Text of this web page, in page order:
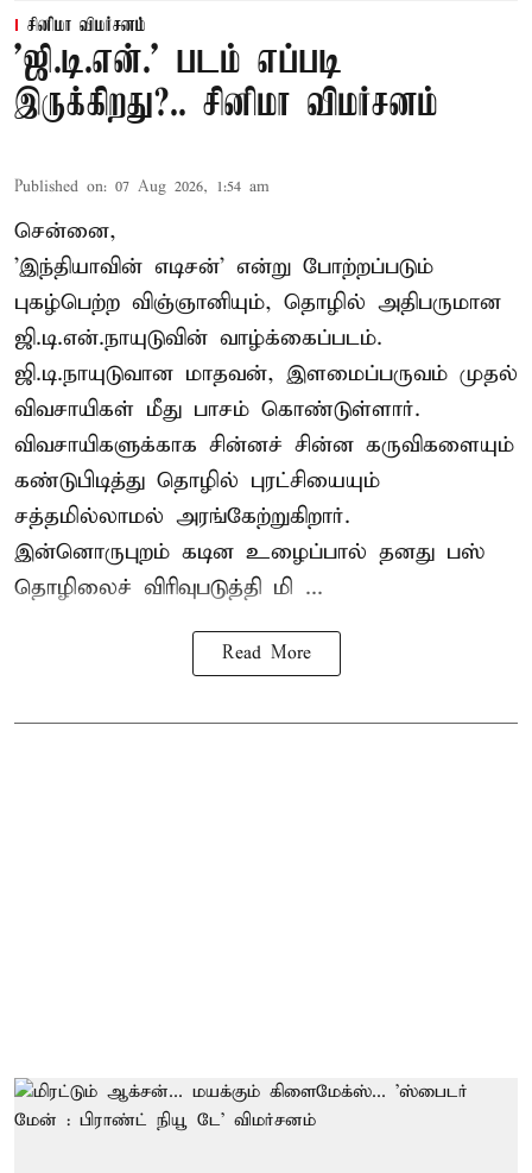
சினிமா விமர்சனம்
'ஜி.டி.என்.' படம் எப்படி
இருக்கிறது?.. சினிமா விமர்சனம்
Published on: 07 Aug 2026, 1:54 am
சென்னை,
'இந்தியாவின் எடிசன்' என்று போற்றப்படும்
புகழ்பெற்ற விஞ்ஞானியும், தொழில் அதிபருமான
ஜி.டி.என்.நாயுடுவின் வாழ்க்கைப்படம்.
ஜி.டி.நாயுடுவான மாதவன், இளமைப்பருவம் முதல்
விவசாயிகள் மீது பாசம் கொண்டுள்ளார்.
விவசாயிகளுக்காக சின்னச் சின்ன கருவிகளையும்
கண்டுபிடித்து தொழில் புரட்சியையும்
சத்தமில்லாமல் அரங்கேற்றுகிறார்.
இன்னொருபுறம் கடின உழைப்பால் தனது பஸ்
தொழிலைச் விரிவுபடுத்தி மி ...
Read More